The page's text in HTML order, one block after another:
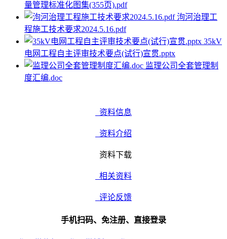
量管理标准化图集(355页).pdf
泃河治理工
程施工技术要求2024.5.16.pdf
35kV
电网工程自主评审技术要点(试行)宣贯.pptx
监理公司全套管理制
度汇编.doc
资料信息
资料介绍
资料下载
相关资料
评论反馈
手机扫码、免注册、直接登录